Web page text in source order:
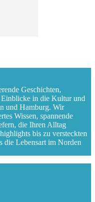
Geschichten,
in die Kultur und
und Hamburg. Wir
Wissen, spannende
die Ihren Alltag
bis zu versteckten
die Lebensart im Norden